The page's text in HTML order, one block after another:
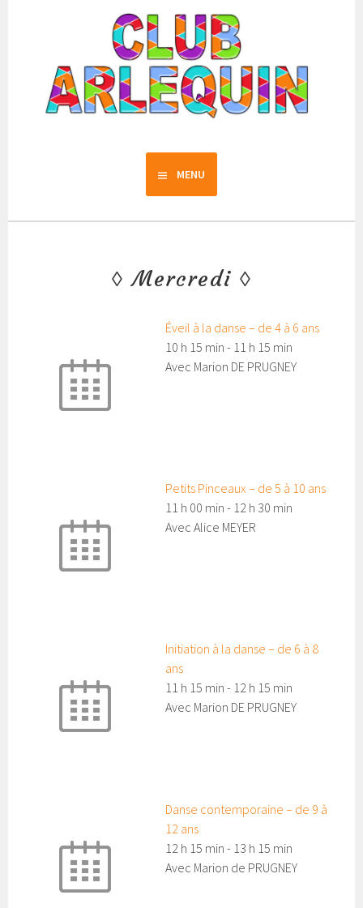
Club Arlequin
MENU
Mercredi
Éveil à la danse – de 4 à 6 ans
10 h 15 min - 11 h 15 min
Avec Marion DE PRUGNEY
Petits Pinceaux – de 5 à 10 ans
11 h 00 min - 12 h 30 min
Avec Alice MEYER
Initiation à la danse – de 6 à 8
ans
11 h 15 min - 12 h 15 min
Avec Marion DE PRUGNEY
Danse contemporaine – de 9 à
12 ans
12 h 15 min - 13 h 15 min
Avec Marion de PRUGNEY